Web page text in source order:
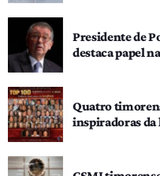
Presidente de
destaca papel
Quatro
inspiradoras